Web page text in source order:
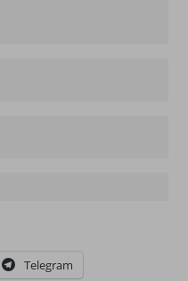
Telegram